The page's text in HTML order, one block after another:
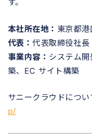
本社所在地： 東京都
代表：代表取締役社
事業内容： システム
築、EC サイト構築
サニークラウドについ
p/